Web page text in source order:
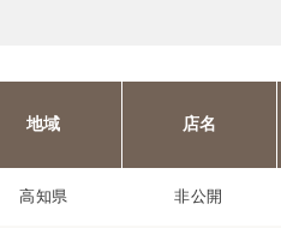
地域 店名
高知県 非公開